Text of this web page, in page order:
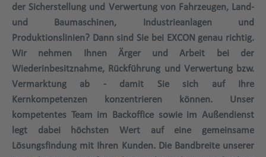
der Sicherstellung und Verwertung von Fahrzeugen, Land-
und Baumaschinen, Industrieanlagen und
Produktionslinien? Dann sind Sie bei EXCON genau richtig.
Wir nehmen Ihnen Ärger und Arbeit bei der
Wiederinbesitznahme, Rückführung und Verwertung bzw.
Vermarktung ab - damit Sie sich auf Ihre
Kernkompetenzen konzentrieren können. Unser
kompetentes Team im Backoffice sowie im Außendienst
legt dabei höchsten Wert auf eine gemeinsame
Lösungsfindung mit Ihren Kunden. Die Bandbreite unserer